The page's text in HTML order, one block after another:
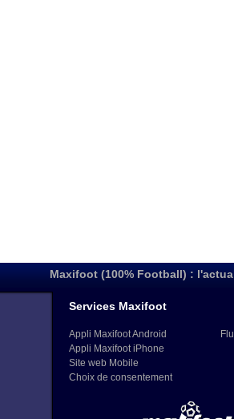
Maxifoot (100% Football) :
Services Maxifoot
Appli Maxifoot Android
Appli Maxifoot iPhone
Site web Mobile
Choix de consentement